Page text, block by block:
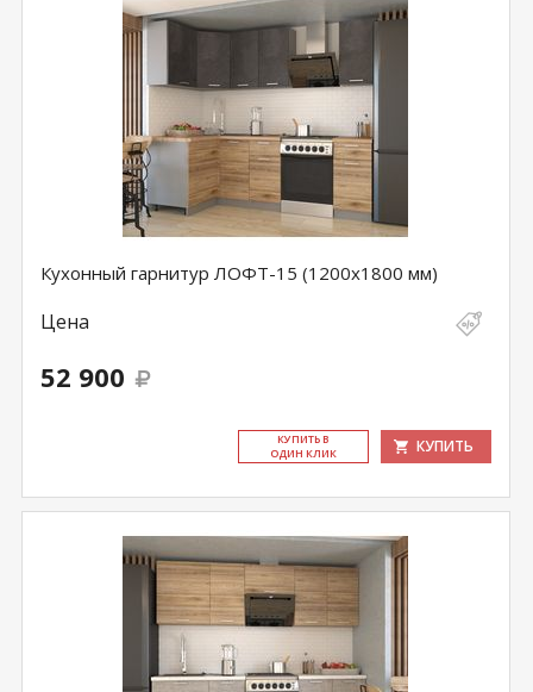
Кухонный гарнитур ЛОФТ-15 (1200х1800 мм)
Цена
52 900
КУ­ПИТЬ В
ОДИН КЛИК
КУПИТЬ